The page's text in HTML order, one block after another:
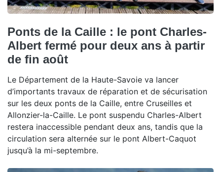
Ponts de la Caille : le pont Charles-
Albert fermé pour deux ans à partir
de fin août
Le Département de la Haute-Savoie va lancer
d’importants travaux de réparation et de sécurisation
sur les deux ponts de la Caille, entre Cruseilles et
Allonzier-la-Caille. Le pont suspendu Charles-Albert
restera inaccessible pendant deux ans, tandis que la
circulation sera alternée sur le pont Albert-Caquot
jusqu’à la mi-septembre.